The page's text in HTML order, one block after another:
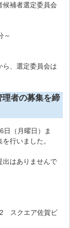
候補者選定委員会
～
、選定委員会は
者の募集を締
日（月曜日）ま
行いました。
出はありませんで
エア佐賀ビ